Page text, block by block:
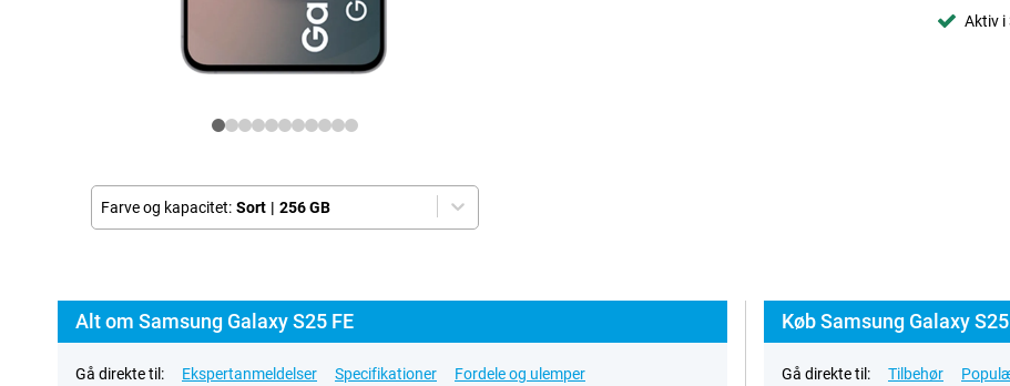
Farve og kapacitet: Sort | 256 GB
Aktiv i
Alt om Samsung Galaxy S25 FE
Gå direkte til: Ekspertanmeldelser Specifikationer Fordele og ulemper
Køb Samsung Galaxy
Gå direkte til: Tilbehør